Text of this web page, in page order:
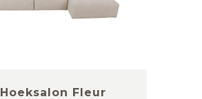
Hoeksalon Fleur